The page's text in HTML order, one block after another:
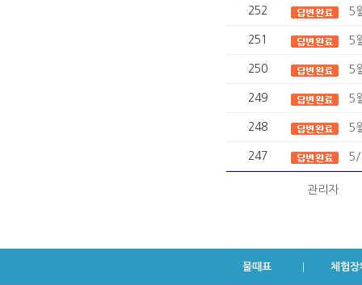
252 5
251 5
250 5
249 5
248 5
247 5/
관리자
물때표 체험장